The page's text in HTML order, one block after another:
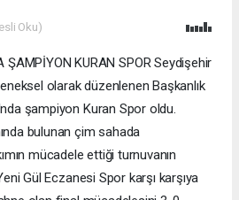
Oku)
ŞAMPİYON KURAN SPOR Seydişehir
olarak düzenlenen Başkanlık
şampiyon Kuran Spor oldu.
bulunan çim sahada
mücadele ettiği turnuvanın
Gül Eczanesi Spor karşı karşıya